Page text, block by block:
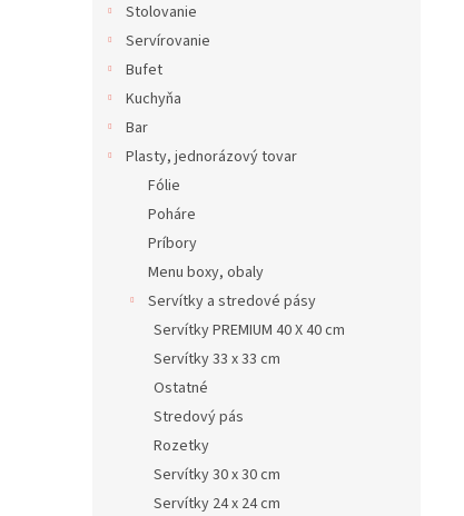
Stolovanie
Servírovanie
Bufet
Kuchyňa
Bar
Plasty, jednorázový tovar
Fólie
Poháre
Príbory
Menu boxy, obaly
Servítky a stredové pásy
Servítky PREMIUM 40 X 40 cm
Servítky 33 x 33 cm
Ostatné
Stredový pás
Rozetky
Servítky 30 x 30 cm
Servítky 24 x 24 cm